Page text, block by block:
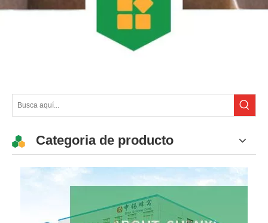
Categoria de producto